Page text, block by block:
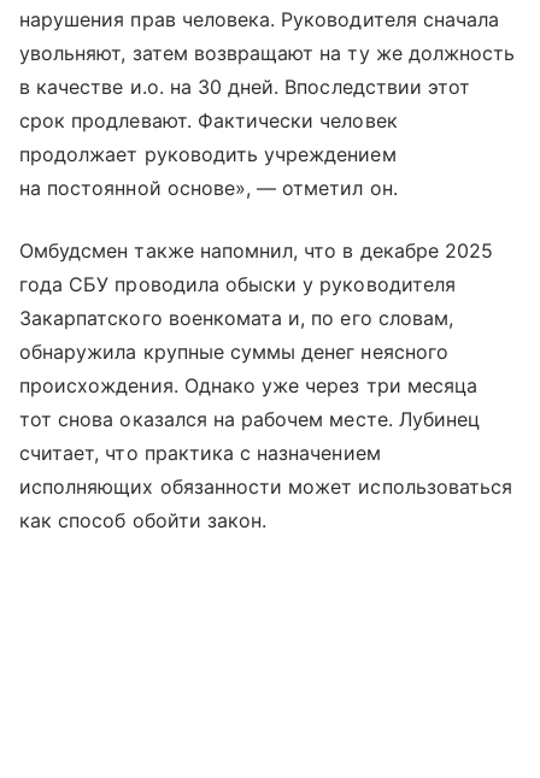
нарушения прав человека. Руководителя сначала
увольняют, затем возвращают на ту же должность
в качестве и.о. на 30 дней. Впоследствии этот
срок продлевают. Фактически человек
продолжает руководить учреждением
на постоянной основе», — отметил он.
Омбудсмен также напомнил, что в декабре 2025
года СБУ проводила обыски у руководителя
Закарпатского военкомата и, по его словам,
обнаружила крупные суммы денег неясного
происхождения. Однако уже через три месяца
тот снова оказался на рабочем месте. Лубинец
считает, что практика с назначением
исполняющих обязанности может использоваться
как способ обойти закон.